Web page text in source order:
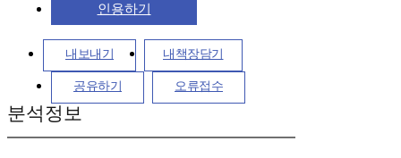
인용하기
내보내기 내책장담기
공유하기 오류접수
분석정보